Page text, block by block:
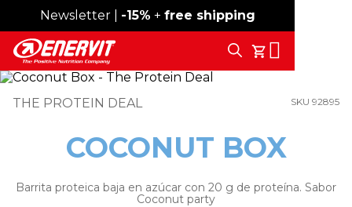
Envío gratis desde 59 €
Newsletter | -15% + free shipping
Tu Carrito
Search
THE PROTEIN DEAL SKU 92895
COCONUT BOX
Barrita proteica baja en azúcar con 20 g de proteína. Sabor
Coconut party